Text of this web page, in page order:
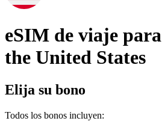
eSIM de viaje para
the United States
Elija su bono
Todos los bonos incluyen: